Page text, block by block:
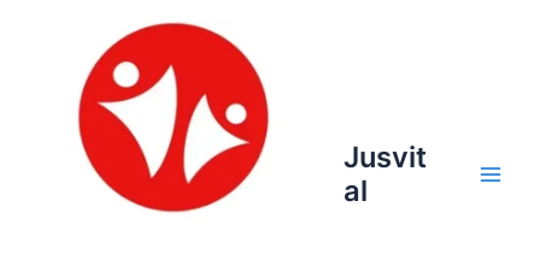
Jusvit
al